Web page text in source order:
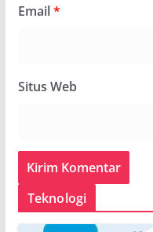
Email*
Situs Web
Teknologi